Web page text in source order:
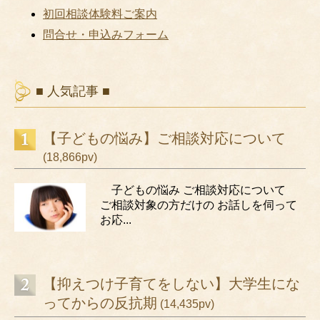
初回相談体験料ご案内
問合せ・申込みフォーム
■ 人気記事 ■
【子どもの悩み】ご相談対応について
(18,866pv)
子どもの悩み ご相談対応について
ご相談対象の方だけの お話しを伺って
お応...
【抑えつけ子育てをしない】大学生にな
ってからの反抗期 (14,435pv)